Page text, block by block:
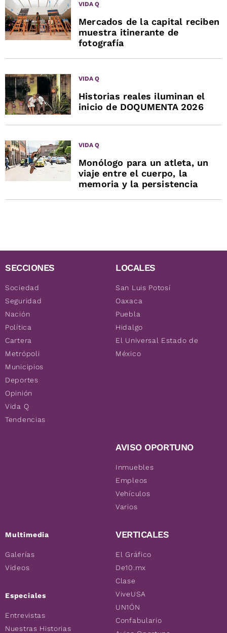
VIDA Q
Mercados de la capital reciben
muestra itinerante de
fotografía
VIDA Q
Historias reales iluminan el
inicio de DOQUMENTA 2026
VIDA Q
Monólogo para un atleta, un
viaje entre el cuerpo, la
memoria y la persistencia
SECCIONES
Sociedad
Seguridad
Nación
Política
Cartera
Metrópoli
Municipios
Deportes
Opinión
Vida Q
Tendencias
Multimedia
Galerías
Videos
Especiales
Entrevistas
Nuestras Historias
LOCALES
San Luis Potosí
Oaxaca
Puebla
Hidalgo
El Universal Estado de
México
AVISO OPORTUNO
Inmuebles
Empleos
Vehículos
Varios
VERTICALES
El Gráfico
De10.mx
Clase
ViveUSA
UN1ÓN
Confabulario